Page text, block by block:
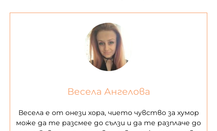
Весела Ангелова
Весела е от онези хора, чието чувство за хумор
може да те разсмее до сълзи и да те разплаче до